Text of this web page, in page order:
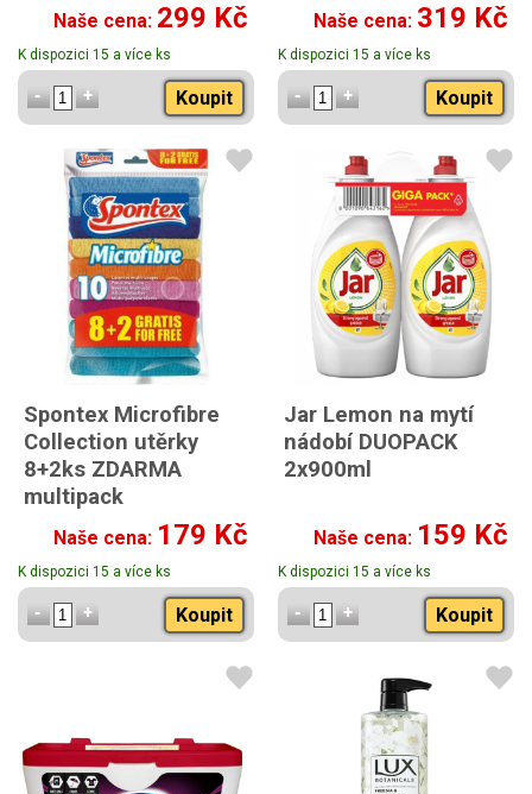
Naše cena: 299 Kč
K dispozici 15 a více ks
Koupit
Naše cena: 319 Kč
K dispozici 15 a více ks
Koupit
Spontex Microfibre
Collection utěrky
8+2ks ZDARMA
multipack
Naše cena: 179 Kč
K dispozici 15 a více ks
Koupit
Jar Lemon na mytí
nádobí DUOPACK
2x900ml
Naše cena: 159 Kč
K dispozici 15 a více ks
Koupit